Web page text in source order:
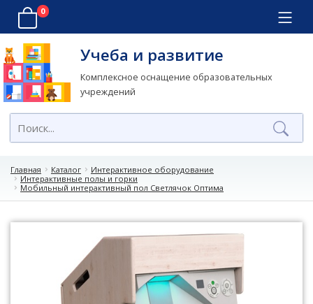
0
Учеба и развитие
Комплексное оснащение образовательных
учреждений
Главная Каталог
Интерактивное оборудование
Интерактивные полы и горки
Мобильный интерактивный пол Светлячок Оптима